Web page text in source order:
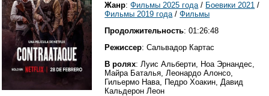
Жанр:Фильмы 2025 года/ Боевики 2021 /
Фильмы 2019 года/Фильмы
Продолжительность: 01:26:48
Режиссер: Сальвадор Картас
В ролях: Луис Альберти, Ноа Эрнандес,
Майра Баталья, Леонардо Алонсо,
Гильермо Нава, Педро Хоакин, Давид
Кальдерон Леон